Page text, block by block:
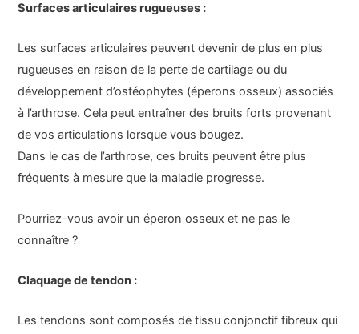
Surfaces articulaires rugueuses :
Les surfaces articulaires peuvent devenir de plus en plus
rugueuses en raison de la perte de cartilage ou du
développement d’ostéophytes (éperons osseux) associés
à l’arthrose. Cela peut entraîner des bruits forts provenant
de vos articulations lorsque vous bougez.
Dans le cas de l’arthrose, ces bruits peuvent être plus
fréquents à mesure que la maladie progresse.
Pourriez-vous avoir un éperon osseux et ne pas le
connaître ?
Claquage de tendon :
Les tendons sont composés de tissu conjonctif fibreux qui